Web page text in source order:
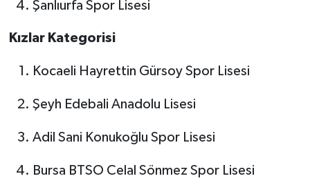
Şanlıurfa Spor Lisesi
Kızlar Kategorisi
Kocaeli Hayrettin Gürsoy Spor Lisesi
Şeyh Edebali Anadolu Lisesi
Adil Sani Konukoğlu Spor Lisesi
Bursa BTSO Celal Sönmez Spor Lisesi